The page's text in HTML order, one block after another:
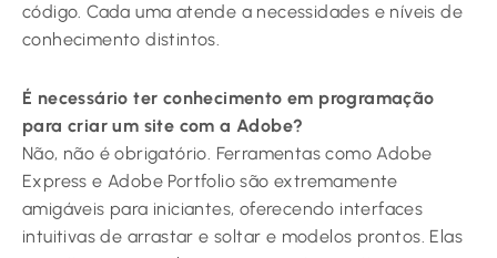
código. Cada uma atende a necessidades e níveis de
conhecimento distintos.
É necessário ter conhecimento em programação
para criar um site com a Adobe?
Não, não é obrigatório. Ferramentas como Adobe
Express e Adobe Portfolio são extremamente
amigáveis para iniciantes, oferecendo interfaces
intuitivas de arrastar e soltar e modelos prontos. Elas